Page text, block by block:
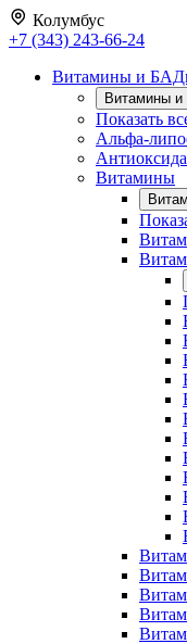
Колумбус
+7 (343) 243-66-24
Витамины и
Витамины
Показать
Альфа-
Витамины